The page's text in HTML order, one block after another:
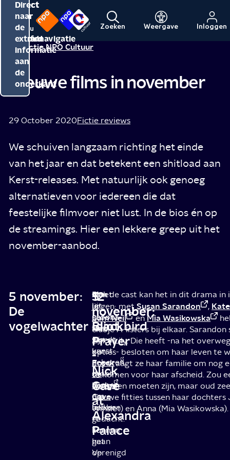
Direct
naar
de
inhoud
Direct
naar
de
hoofdnavigatie
Direct
naar
de
extra
informatie
aan
de
onderkant
Menu
Naar
de
NPO
Naar
de
NPO
Zoeken Weergave Inloggen
Redactie NPO Cultuur
Nieuwe films in november
29 October 2020Fictie reviews
We schuiven langzaam richting het einde
van het jaar en dat betekent een shitload aan
Kerst-releases. Met natuurlijk ook genoeg
alternatieven voor iedereen die dat
feestelijke filmvoer niet lust. In de bios én op
de streamings. Hier een lekkere greep uit het
november-aanbod.
5 november:
De
vogelwachter
Moet
je
groot
fan
zijn
van
Freek
de
Jonge
om
lekker
te
kunnen
gaan
op
5
november:
Idiot
Prayer
-
Nick
Cave
at
Alexandra
Palace
Ook
uit
corona-
leed
wordt
kunst
geboren,
moet
Nick
Cave
hebben
gedacht.
Toen
het
Verenigd
12
november:
Blackbird
Aan de cast kan het in dit drama in
liggen: metSusan Sarandon ,
Sam Neil
enMia Wasikowska
clubje A-listers bij elkaar.
zieke Lily. Die heeft -na het
opties- besloten om haar leven te
dus vraagt ze haar familie om nog
te komen voor haar afscheid. Zou
weerzien moeten zijn, maar oud
nieuwe fitties tussen haar dochters
Winslet) en Anna (Mia